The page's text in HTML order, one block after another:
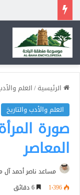
الرئيسية/العلم
العلم والأدب والتاريخ
صورة
المعاصر
مساعد ناصر أحمد آل
1٬396